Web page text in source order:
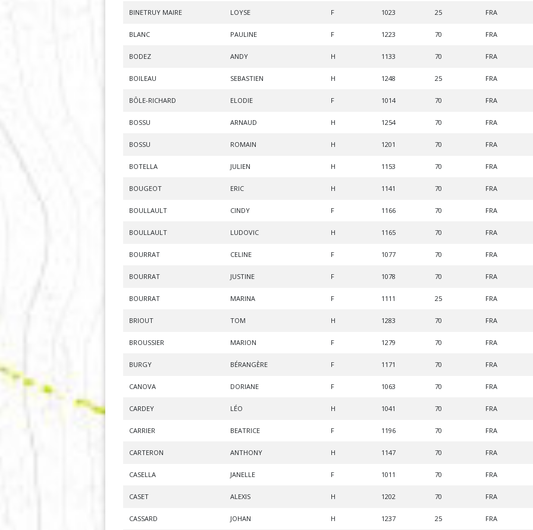
BINETRUY MAIRE LOYSE F 1023 25 FRA
BLANC PAULINE F 1223 70 FRA
BODEZ ANDY H 1133 70 FRA
BOILEAU SEBASTIEN H 1248 25 FRA
BÔLE-RICHARD ELODIE F 1014 70 FRA
BOSSU ARNAUD H 1254 70 FRA
BOSSU ROMAIN H 1201 70 FRA
BOTELLA JULIEN H 1153 70 FRA
BOUGEOT ERIC H 1141 70 FRA
BOULLAULT CINDY F 1166 70 FRA
BOULLAULT LUDOVIC H 1165 70 FRA
BOURRAT CELINE F 1077 70 FRA
BOURRAT JUSTINE F 1078 70 FRA
BOURRAT MARINA F 1111 25 FRA
BRIOUT TOM H 1283 70 FRA
BROUSSIER MARION F 1279 70 FRA
BURGY BÉRANGÈRE F 1171 70 FRA
CANOVA DORIANE F 1063 70 FRA
CARDEY LÉO H 1041 70 FRA
CARRIER BEATRICE F 1196 70 FRA
CARTERON ANTHONY H 1147 70 FRA
CASELLA JANELLE F 1011 70 FRA
CASET ALEXIS H 1202 70 FRA
CASSARD JOHAN H 1237 25 FRA